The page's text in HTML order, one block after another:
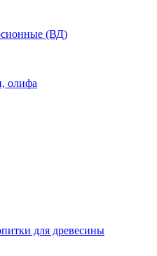
(ВД)
олифа
для древесины